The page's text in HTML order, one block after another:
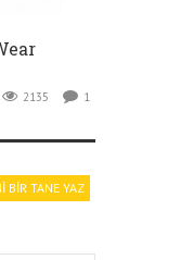
2135 1
BIR TANE YAZ